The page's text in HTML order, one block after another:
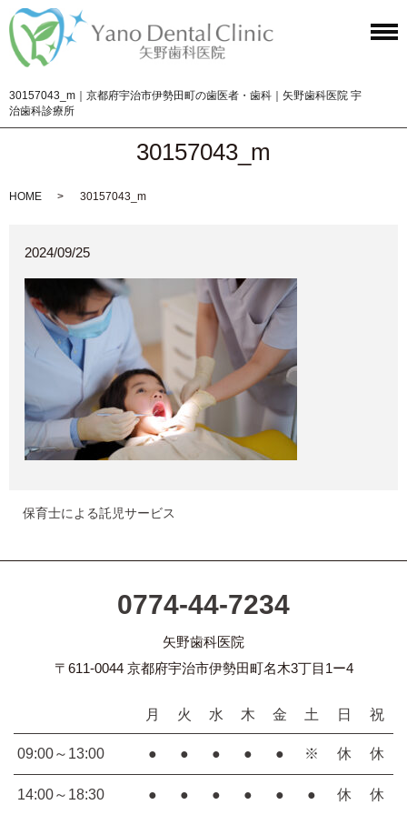
30157043_m｜京都府宇治市伊勢田町の歯医者・歯科｜矢野歯科医院 宇
治歯科診療所
30157043_m
HOME 30157043_m
2024/09/25
保育士による託児サービス
0774-44-7234
矢野歯科医院
〒611-0044 京都府宇治市伊勢田町名木3丁目1ー4
月 火 水 木 金 土 日 祝
09:00～13:00 ● ● ● ● ● ※ 休 休
14:00～18:30 ● ● ● ● ● ● 休 休